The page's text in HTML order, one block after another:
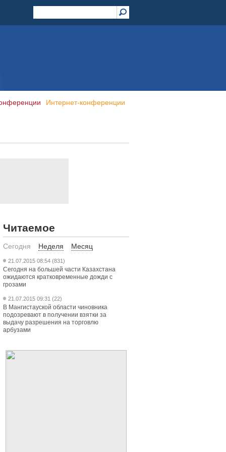
Интернет-конференции
Читаемое
Сегодня Неделя Месяц
21.07.2015 08:54 (831)
Сегодня на большей части Казахстана
ожидаются кратковременные дожди с
грозами
21.07.2015 09:31 (22)
В Мангистауской области чиновника
подозревают в получении взятки за
выдачу разрешения на торговлю
арбузами